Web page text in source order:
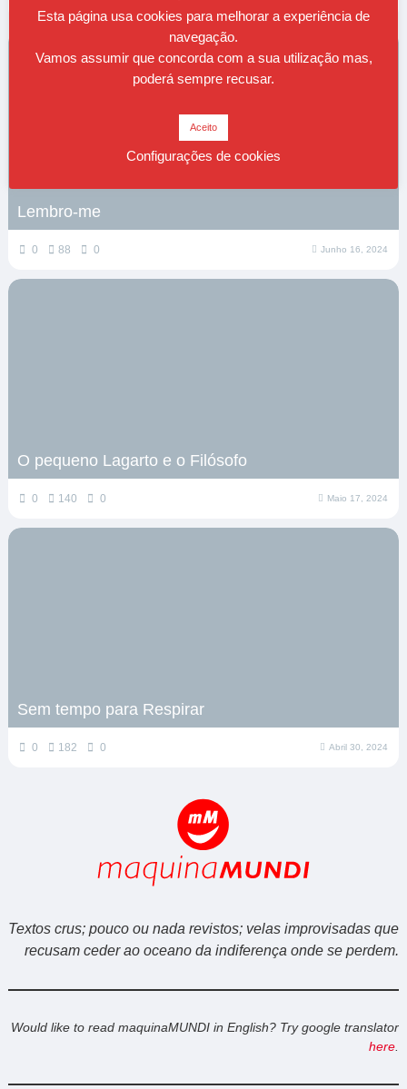
Lembro-me
0 88 0 Junho 16, 2024
O pequeno Lagarto e o Filósofo
0 140 0 Maio 17, 2024
Sem tempo para Respirar
0 182 0 Abril 30, 2024
Textos crus; pouco ou nada revistos; velas improvisadas que
recusam ceder ao oceano da indiferença onde se perdem.
Would like to read maquinaMUNDI in English? Try google translator
here
Esta página usa cookies para melhorar a experiência de
navegação.
Vamos assumir que concorda com a sua utilização mas,
poderá sempre recusar.
Aceito
Configurações de cookies